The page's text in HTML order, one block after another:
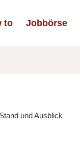
to Jobbörse